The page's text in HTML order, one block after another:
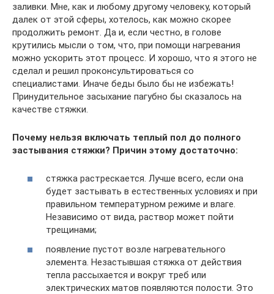
заливки. Мне, как и любому другому человеку, который
далек от этой сферы, хотелось, как можно скорее
продолжить ремонт. Да и, если честно, в голове
крутились мысли о том, что, при помощи нагревания
можно ускорить этот процесс. И хорошо, что я этого не
сделал и решил проконсультироваться со
специалистами. Иначе беды было бы не избежать!
Принудительное засыхание пагубно бы сказалось на
качестве стяжки.
Почему нельзя включать теплый пол до полного
застывания стяжки? Причин этому достаточно:
стяжка растрескается. Лучше всего, если она
будет застывать в естественных условиях и при
правильном температурном режиме и влаге.
Независимо от вида, раствор может пойти
трещинами;
появление пустот возле нагревательного
элемента. Незастывшая стяжка от действия
тепла рассыхается и вокруг треб или
электрических матов появляются полости. Это